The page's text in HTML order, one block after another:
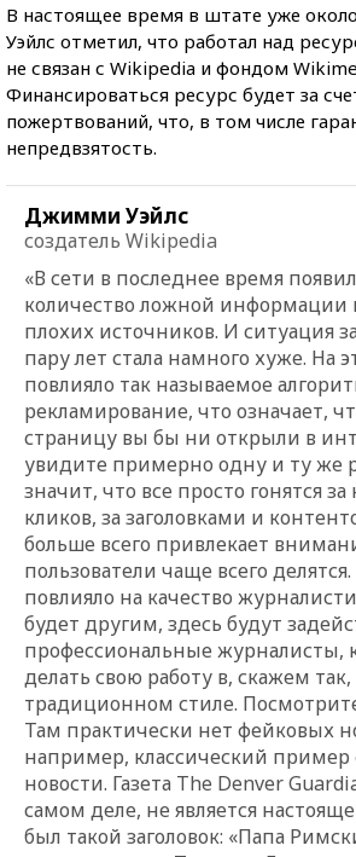
В настоящее время в штате уже
Уэйлс отметил, что работал над
не связан с Wikipedia и фондом
Финансироваться ресурс будет за
пожертвований, что, в том числе
непредвзятость.
Джимми Уэйлс
создатель Wikipedia
«В сети в последнее время
количество ложной информации
плохих источников. И ситуация
пару лет стала намного хуже. На
повлияло так называемое
рекламирование, что означает,
страницу вы бы ни открыли в
увидите примерно одну и ту же
значит, что все просто гонятся
кликов, за заголовками и
больше всего привлекает
пользователи чаще всего
повлияло на качество
будет другим, здесь будут
профессиональные журналисты,
делать свою работу в, скажем
традиционном стиле.
Там практически нет фейковых
например, классический пример
новости. Газета The Denver
самом деле, не является
был такой заголовок: «Папа